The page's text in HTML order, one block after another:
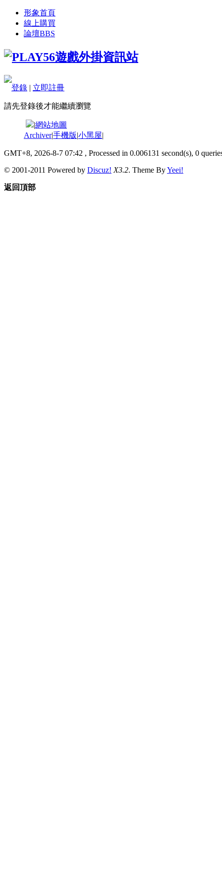
形象首頁
線上購買
論壇BBS
登錄 | 立即註冊
請先登錄後才能繼續瀏覽
|網站地圖
Archiver|手機版|小黑屋|
GMT+8, 2026-8-7 07:42 , Processed in 0.006131 second(s), 0
© 2001-2011 Powered by Discuz! X3.2. Theme ByYeei!
返回頂部